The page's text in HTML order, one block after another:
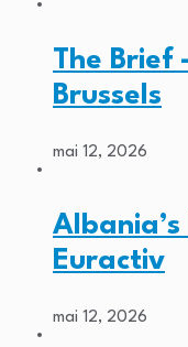
The Brief
Brussels
mai 12, 2026
Albania’s
Euractiv
mai 12, 2026